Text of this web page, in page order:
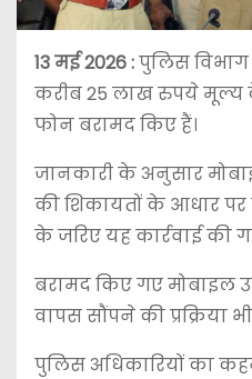
13 मई 2026 :पुलिस
करीब 25 लाख रुपये मूल्य
फोन बरामद किए हैं।
जानकारी के अनुसार
की शिकायतों के आधार
के जरिए यह कार्रवाई की
बरामद किए गए मोबाइल
वापस सौंपने की प्रक्रिया
पुलिस अधिकारियों का